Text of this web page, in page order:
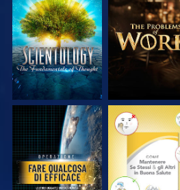
ESPLORA LE
SERIE
ESPLORA LE
SERIE
GUARDA GUARDA